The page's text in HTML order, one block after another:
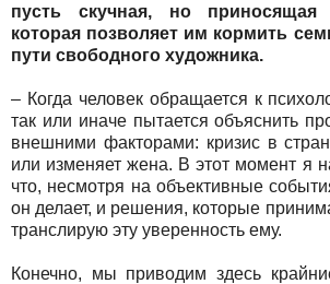
пусть скучная, но приносящая
которая позволяет им кормить
пути свободного художника.
– Когда человек обращается к
так или иначе пытается объяснить
внешними факторами: кризис в
или изменяет жена. В этот момент я
что, несмотря на объективные
он делает, и решения, которые
транслирую эту уверенность ему.
Конечно, мы приводим здесь